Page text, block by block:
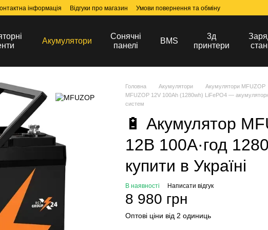
інформація Відгуки про магазин Умови повернення та обміну
Акумулятори
Сонячні
панелі
BMS
3д
принтери
Головна Акумулятори
Акумулятори MFUZOP
MFUZOP 12V 100Ah (1280wh) LiFePO4 —
систем
🔋 Акумулятор
12В 100А·год
купити в Україні
В наявності Написати відгук
8 980 грн
Оптові ціни від 2 одиниць